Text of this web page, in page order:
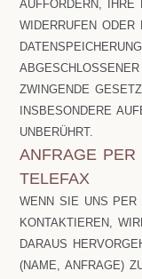
AUFFORDERN, IHRE
WIDERRUFEN ODER
ZWINGENDE
INSBESONDERE
UNBERÜHRT.
ANFRAGE
TELEFAX
WENN SIE UNS PER
KONTAKTIEREN,
DARAUS
(NAME, ANFRAGE)